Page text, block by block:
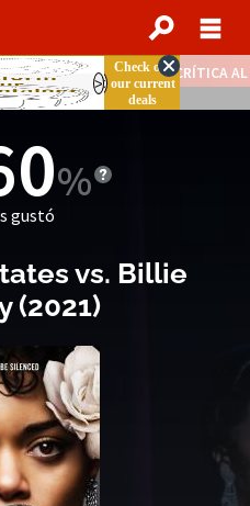
NOTICIAS DESTACADAS CRÍTICA
gustó
vs. Billie
(2021)